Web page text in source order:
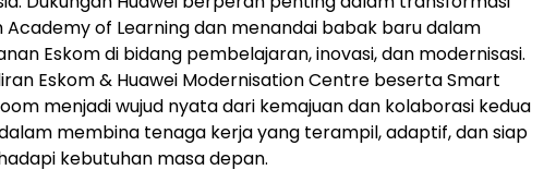
Academy of Learning dan menandai babak baru dalam
Eskom di bidang pembelajaran, inovasi, dan modernisasi.
Eskom & Huawei Modernisation Centre beserta Smart
menjadi wujud nyata dari kemajuan dan kolaborasi kedua
membina tenaga kerja yang terampil, adaptif, dan siap
kebutuhan masa depan.